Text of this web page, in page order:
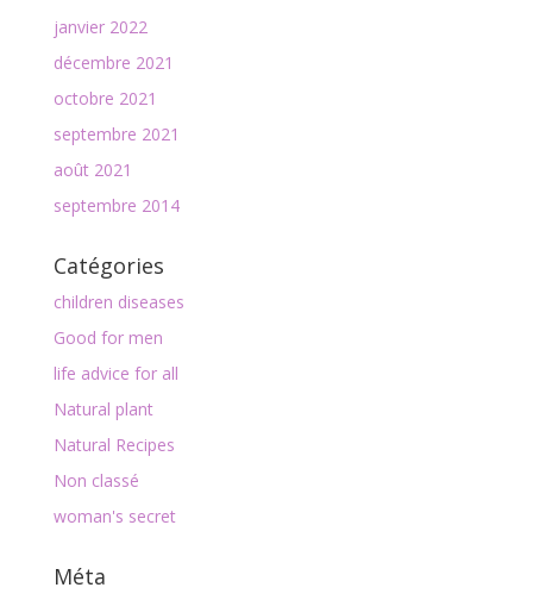
janvier 2022
décembre 2021
octobre 2021
septembre 2021
août 2021
septembre 2014
Catégories
children diseases
Good for men
life advice for all
Natural plant
Natural Recipes
Non classé
woman's secret
Méta